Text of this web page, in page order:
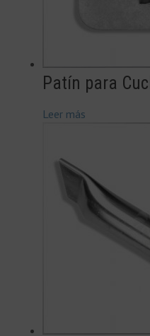
Patín para
Leer más